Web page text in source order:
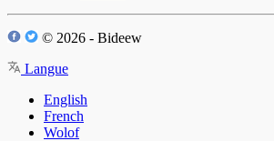
© 2026 - Bideew
Langue
English
French
Wolof